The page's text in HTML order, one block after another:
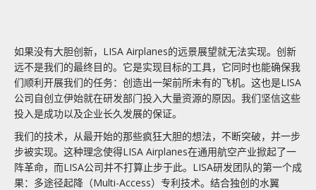
水翼技术
收放式雪板
折叠式机翼
多途径起降
LISA品质追求
如果没有大胆创新，LISA Airplanes的远景展望就无法实现。创新
远不是我们的最终目的。它是实现目标的工具，它同时也能确保我
们顺利开展我们的任务：创造出一架前所未有的飞机。这也是LISA
公司自创立伊始就在研发部门投入大量资源的原因。我们坚信这些
投入是成功以及企业长久发展的保证。
我们的技术，从最开始的那些疯狂大胆的想法，不断突破，并一步
步被实现。这种理念使得LISA Airplanes在通用航空产业掀起了一
阵革命，而LISA公司并不打算止步于此。 LISA研发团队的第一个成
果：多途径起降（Multi-Access）专利技术。结合独创的水翼